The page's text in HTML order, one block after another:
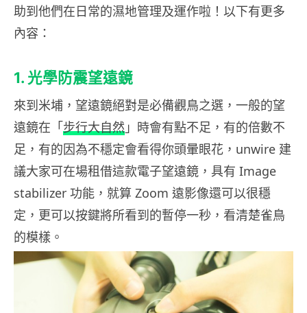
助到他們在日常的濕地管理及運作啦！以下有更多
內容：
1. 光學防震望遠鏡
來到米埔，望遠鏡絕對是必備觀鳥之選，一般的望
遠鏡在「步行大自然 」時會有點不足，有的倍數不
足，有的因為不穩定會看得你頭暈眼花，unwire 建
議大家可在場租借這款電子望遠鏡，具有 Image
stabilizer 功能，就算 Zoom 遠影像還可以很穩
定，更可以按鍵將所看到的暫停一秒，看清楚雀鳥
的模樣。